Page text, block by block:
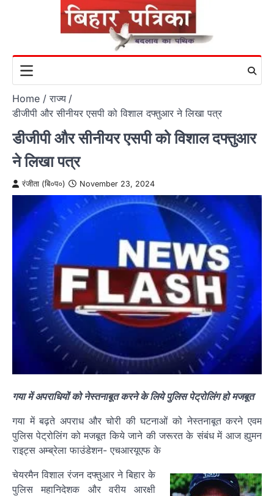
Home
राज्य
डीजीपी और सीनीयर एसपी को विशाल दफ्तुआर ने लिखा पत्र
डीजीपी और सीनीयर एसपी को विशाल दफ्तुआर
ने लिखा पत्र
रंजीता (बि०प०) November 23, 2024
गया में अपराधियों को नेस्तनाबूत करने के लिये पुलिस पेट्रोलिंग हो मजबूत
गया में बढ़ते अपराध और चोरी की घटनाओं को नेस्तनाबूत करने एवम
पुलिस पेट्रोलिंग को मजबूत किये जाने की जरूरत के संबंध में आज ह्युमन
राइट्स अम्ब्रेला फाउंडेशन- एचआरयूएफ के
चेयरमैन विशाल रंजन दफ्तुआर ने बिहार के
पुलिस महानिदेशक और वरीय आरक्षी